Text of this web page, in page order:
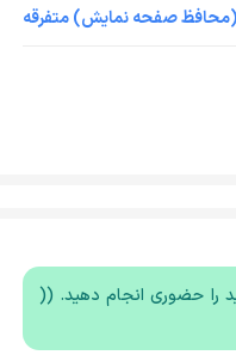
صفحه نمایش) متفرقه
را حضوری انجام دهید. ((